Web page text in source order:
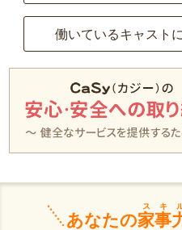
働いているキャスト
あなたの家事
スキ